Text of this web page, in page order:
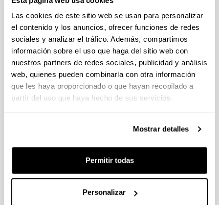
Las cookies de este sitio web se usan para personalizar
el contenido y los anuncios, ofrecer funciones de redes
sociales y analizar el tráfico. Además, compartimos
información sobre el uso que haga del sitio web con
nuestros partners de redes sociales, publicidad y análisis
web, quienes pueden combinarla con otra información
que les haya proporcionado o que hayan recopilado a
partir del uso que haya hecho de sus servicios.
Mostrar detalles
Permitir todas
Personalizar
Duración, 01/01/2018- 31/12/2018. Investigador
responsable: Ibarloza, Ander
Título: Servicio para el diseño de un modelo de
gestión para la elaboración en el Ayuntamiento
de Errenteria de un Presupuesto dirigido a
objetivos.
Duración, 08/06/2017 - 07/06/2018. Investigador
responsable: Erkizia, Agustin
Título: Asesoría técnica sobre el sistema de
costes por servicios de competencia municipal en
Duración, 01/10/2017 - 31/10/2017. Investigador
responsable: Ibarloza, Ander
Título: Estudio e implantación de la contabilidad
Consell Comarcal del Tarragonès